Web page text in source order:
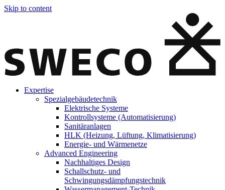
Skip to content
Expertise
Spezialgebäudetechnik
Elektrische Systeme
Kontrollsysteme (Automatisierung)
Sanitäranlagen
HLK (Heizung, Lüftung, Klimatisierung)
Energie- und Wärmenetze
Advanced Engineering
Nachhaltiges Design
Schallschutz- und
Schwingungsdämpfungstechnik